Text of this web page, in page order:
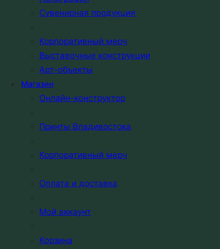
Сувенирная продукция
Корпоративный мерч
Выставочные конструкции
Арт-объекты
Магазин
Онлайн-конструктор
Принты Владивостока
Корпоративный мерч
Оплата и доставка
Мой аккаунт
Корзина
Выставочные конструкции
Сайты
Корпоративные сайты
Поддержка сайтов
WordPress
Мерч
Онлайн-конструктор
Проекты
Контакты
Консультации